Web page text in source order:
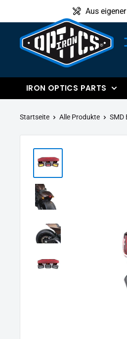
zum
Aus
IRON
IRON OPTICS PARTS
Startseite Alle Produkte SMD